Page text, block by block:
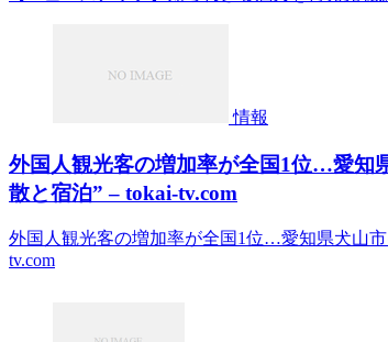
情報
外国人観光客の増加率が全国1位…愛知
散と宿泊” – tokai-tv.com
外国人観光客の増加率が全国1位…愛知県犬山
tv.com